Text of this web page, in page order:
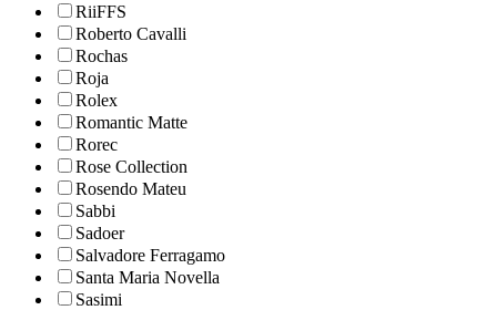
RiiFFS
Roberto Cavalli
Rochas
Roja
Rolex
Romantic Matte
Rorec
Rose Collection
Rosendo Mateu
Sabbi
Sadoer
Salvadore Ferragamo
Santa Maria Novella
Sasimi